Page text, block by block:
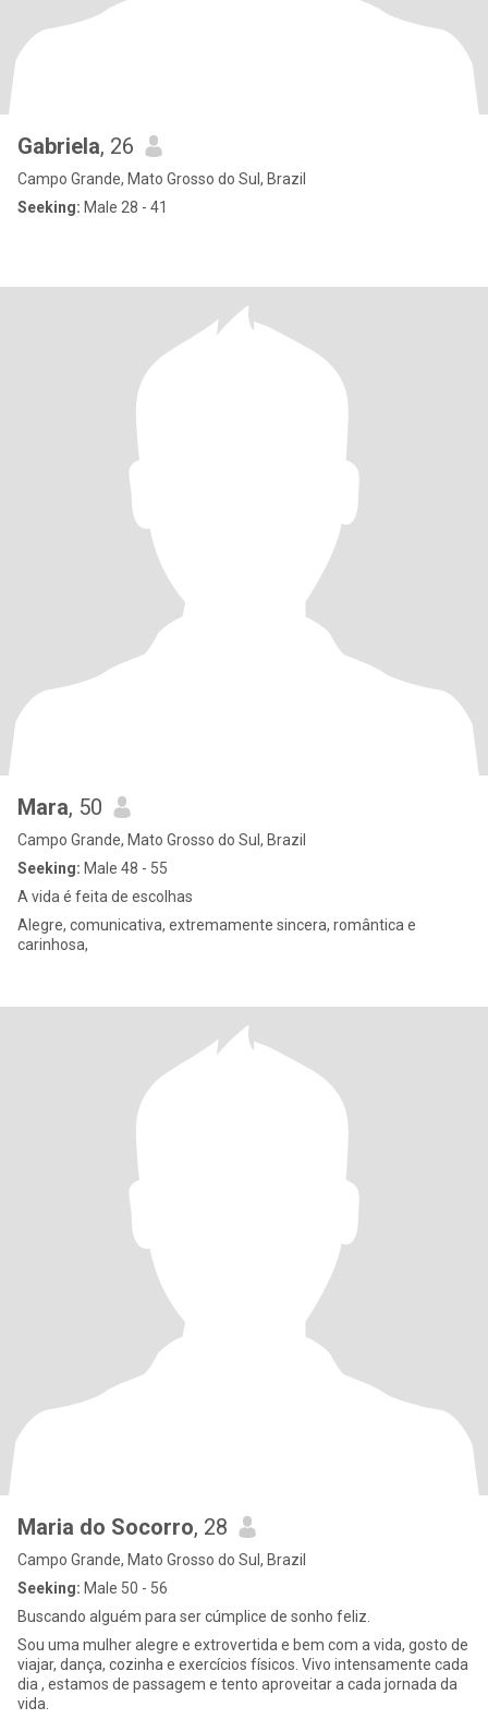
Gabriela, 26
Campo Grande, Mato Grosso do Sul, Brazil
Seeking: Male 28 - 41
Mara, 50
Campo Grande, Mato Grosso do Sul, Brazil
Seeking: Male 48 - 55
A vida é feita de escolhas
Alegre, comunicativa, extremamente sincera, romântica e
carinhosa,
Maria do Socorro, 28
Campo Grande, Mato Grosso do Sul, Brazil
Seeking: Male 50 - 56
Buscando alguém para ser cúmplice de sonho feliz.
Sou uma mulher alegre e extrovertida e bem com a vida, gosto de
viajar, dança, cozinha e exercícios físicos. Vivo intensamente cada
dia , estamos de passagem e tento aproveitar a cada jornada da
vida.